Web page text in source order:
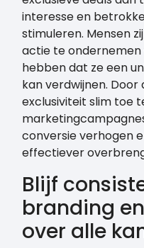
interesse en
stimuleren. Mensen
actie te
hebben dat ze een
kan verdwijnen.
exclusiviteit slim toe
conversie verhogen
effectiever
Blijf
branding
over alle